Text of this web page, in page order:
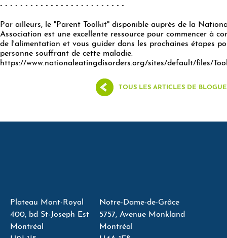
- - - - - - - - - - - - - - - - - - - - - - - - -
Par ailleurs, le "Parent Toolkit" disponible auprès de la
Association est une excellente ressource pour commencer à
de l'alimentation et vous guider dans les prochaines étapes
personne souffrant de cette maladie.
https://www.nationaleatingdisorders.org/sites/default/files/
TOUS LES ARTICLES DE BLOGUE
Plateau Mont-Royal
400, bd St-Joseph Est
Montréal
Notre-Dame-de-Grâce
5757, Avenue Monkland
Montréal